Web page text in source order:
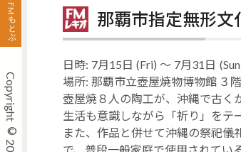
那覇市指定無形文
日時: 7月15日 (Fri) ～ 7月31日
場所: 那覇市立壺屋焼物博物館 ３
壺屋焼８人の陶工が、沖縄で古く
生活も意識しながら「祈り」をテ
また、作品と併せて沖縄の祭祀
FMもとぶ